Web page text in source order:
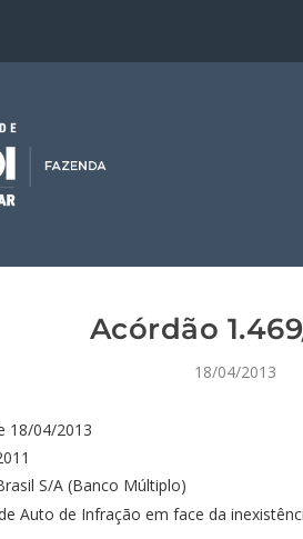
Acórdão
18/04/2013
18/04/2013
S/A (Banco Múltiplo)
Auto de Infração em face da